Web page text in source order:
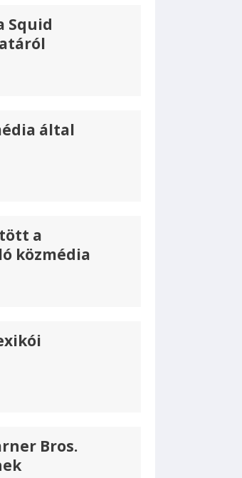
Squid
által
a
közmédia
Bros.